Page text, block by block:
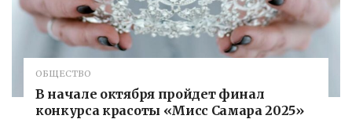
ОБЩЕСТВО
В начале октября пройдет финал
конкурса красоты «Мисс Самара 2025»